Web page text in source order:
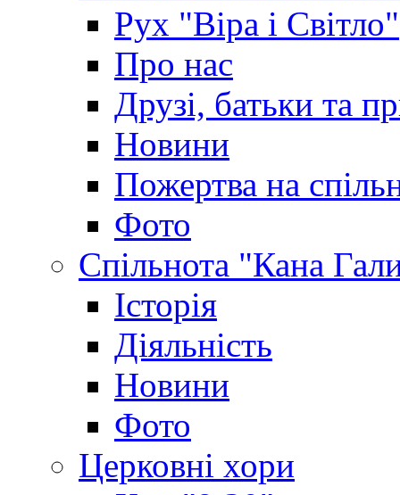
Рух "Віра і Світло"
Про нас
Друзі, батьки та
Новини
Пожертва на
Фото
Спільнота "Кана
Історія
Діяльність
Новини
Фото
Церковні хори